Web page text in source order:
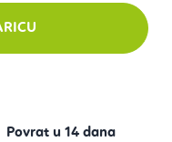
Povrat u 14 dana